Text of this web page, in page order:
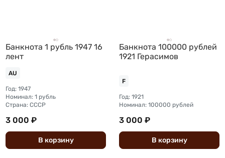
Банкнота 1 рубль 1947 16
лент
AU
Год: 1947
Номинал: 1 рубль
Страна: СССР
3 000 ₽
В корзину
Банкнота 100000 рублей
1921 Герасимов
F
Год: 1921
Номинал: 100000 рублей
3 000 ₽
В корзину